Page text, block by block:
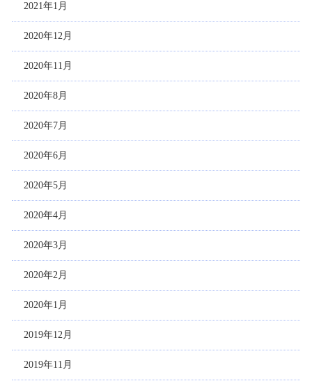
2021年1月
2020年12月
2020年11月
2020年8月
2020年7月
2020年6月
2020年5月
2020年4月
2020年3月
2020年2月
2020年1月
2019年12月
2019年11月